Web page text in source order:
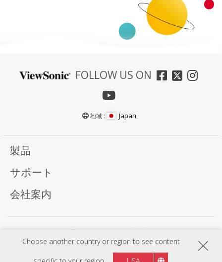
Choose another country or region to see content
FOLLOW US ON
地域 : Japan
製品
サポート
会社案内
プログラム、仕様、価格、外観は予告なく変更する場合がありますのでご了承下さい。又は
部分機種及びプログラムは国によって異なることがありますので、詳細情報については
ViewSonic 販売代理店までお問い合わせください。